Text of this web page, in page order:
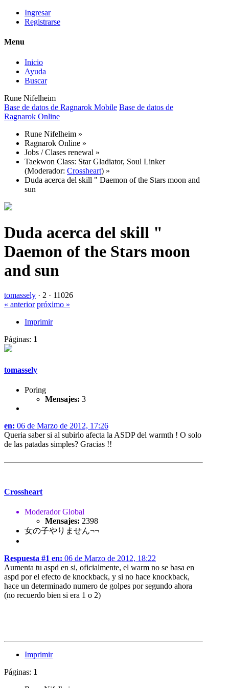
Ingresar
Registrarse
Menu
Inicio
Ayuda
Buscar
Rune Nifelheim
Base de datos de Ragnarok Mobile Base de datos de
Ragnarok Online
Rune Nifelheim »
Ragnarok Online »
Jobs / Clases renewal »
Taekwon Class: Star Gladiator, Soul Linker
(Moderador: Crossheart) »
Duda acerca del skill " Daemon of the Stars moon and
sun
Duda acerca del skill "
Daemon of the Stars moon
and sun
tomassely · 2 · 11026
« anterior próximo »
Imprimir
Páginas: 1
tomassely
Poring
Mensajes: 3
en: 06 de Marzo de 2012, 17:26
Queria saber si al subirlo afecta la ASDP del warmth ! O solo
de las patadas simples? Gracias !!
Crossheart
Moderador Global
Mensajes: 2398
女の子やりません¬¬
Respuesta #1 en: 06 de Marzo de 2012, 18:22
Aumenta tu aspd en si, oficialmente, el warm no se basa en
aspd por el efecto de knockback, y si no hace knockback,
hace un determinado numero de golpes por segundo ahora
(no recuerdo bien si era 1 o 2)
Imprimir
Páginas: 1